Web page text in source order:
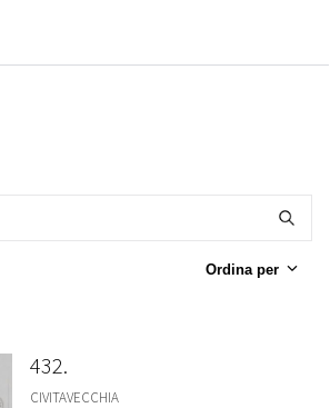
Ordina per
432
CIVITAVECCHIA